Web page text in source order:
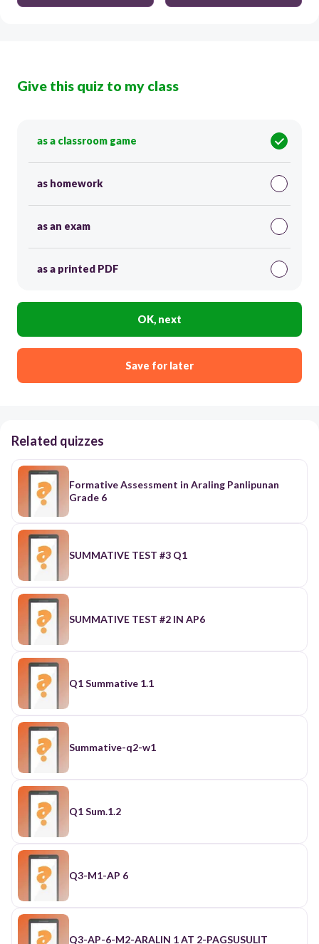
Give this quiz to my class
as a classroom game
as homework
as an exam
as a printed PDF
OK, next
Save for later
Related quizzes
Formative Assessment in Araling Panlipunan
Grade 6
SUMMATIVE TEST #3 Q1
SUMMATIVE TEST #2 IN AP6
Q1 Summative 1.1
Summative-q2-w1
Q1 Sum.1.2
Q3-M1-AP 6
Q3-AP-6-M2-ARALIN 1 AT 2-PAGSUSULIT